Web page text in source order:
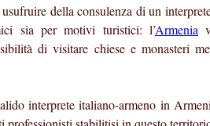
della consulenza di un
sia per motivi turistici: l’Armenia
di visitare chiese e monasteri
interprete italiano-armeno in